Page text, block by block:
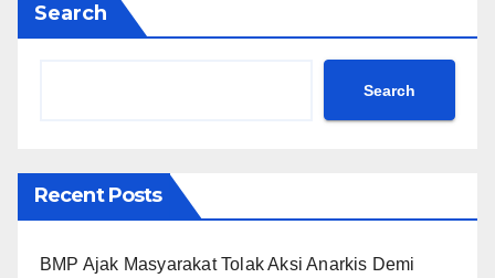
Search
Search
Recent Posts
BMP Ajak Masyarakat Tolak Aksi Anarkis Demi